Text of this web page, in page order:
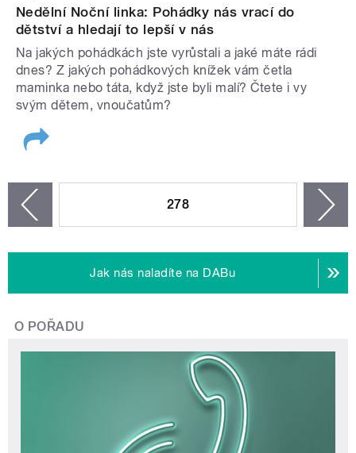
Nedělní Noční linka: Pohádky nás vrací do
dětství a hledají to lepší v nás
Na jakých pohádkách jste vyrůstali a jaké máte rádi
dnes? Z jakých pohádkových knížek vám četla
maminka nebo táta, když jste byli malí? Čtete i vy
svým dětem, vnoučatům?
278
Jak nás naladíte na DABu
O POŘADU